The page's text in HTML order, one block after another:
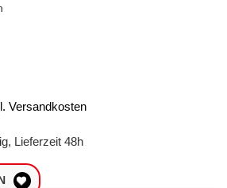
Versandkosten
Lieferzeit 48h